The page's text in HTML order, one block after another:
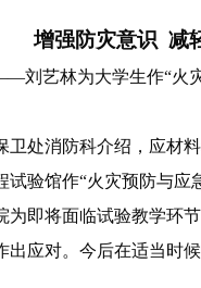
增强防灾意识 减
刘艺林为大学生作“火
卫处消防科介绍，应材
试验馆作“火灾预防与应
为即将面临试验教学环
出应对。今后在适当时